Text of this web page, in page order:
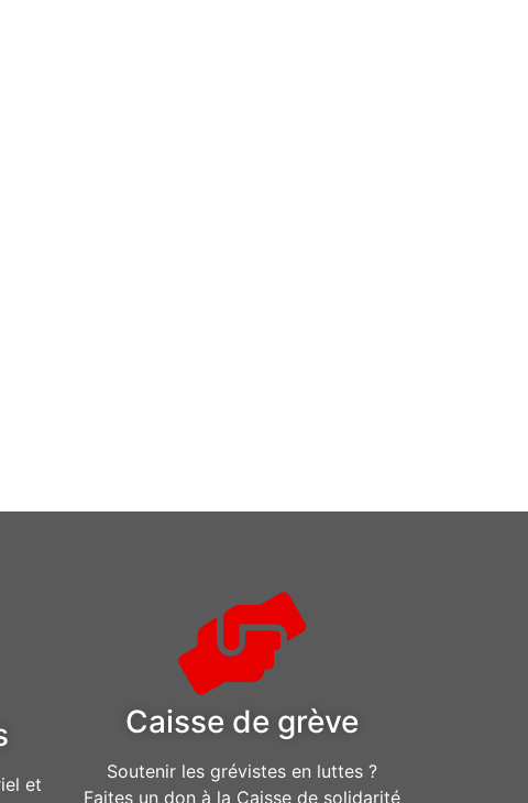
et
Caisse de grève
Soutenir les grévistes en luttes ?
Faites un don à la Caisse de solidarité